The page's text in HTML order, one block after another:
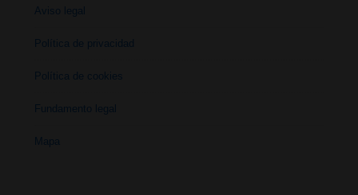
Aviso legal
Política de privacidad
Política de cookies
Fundamento legal
Mapa